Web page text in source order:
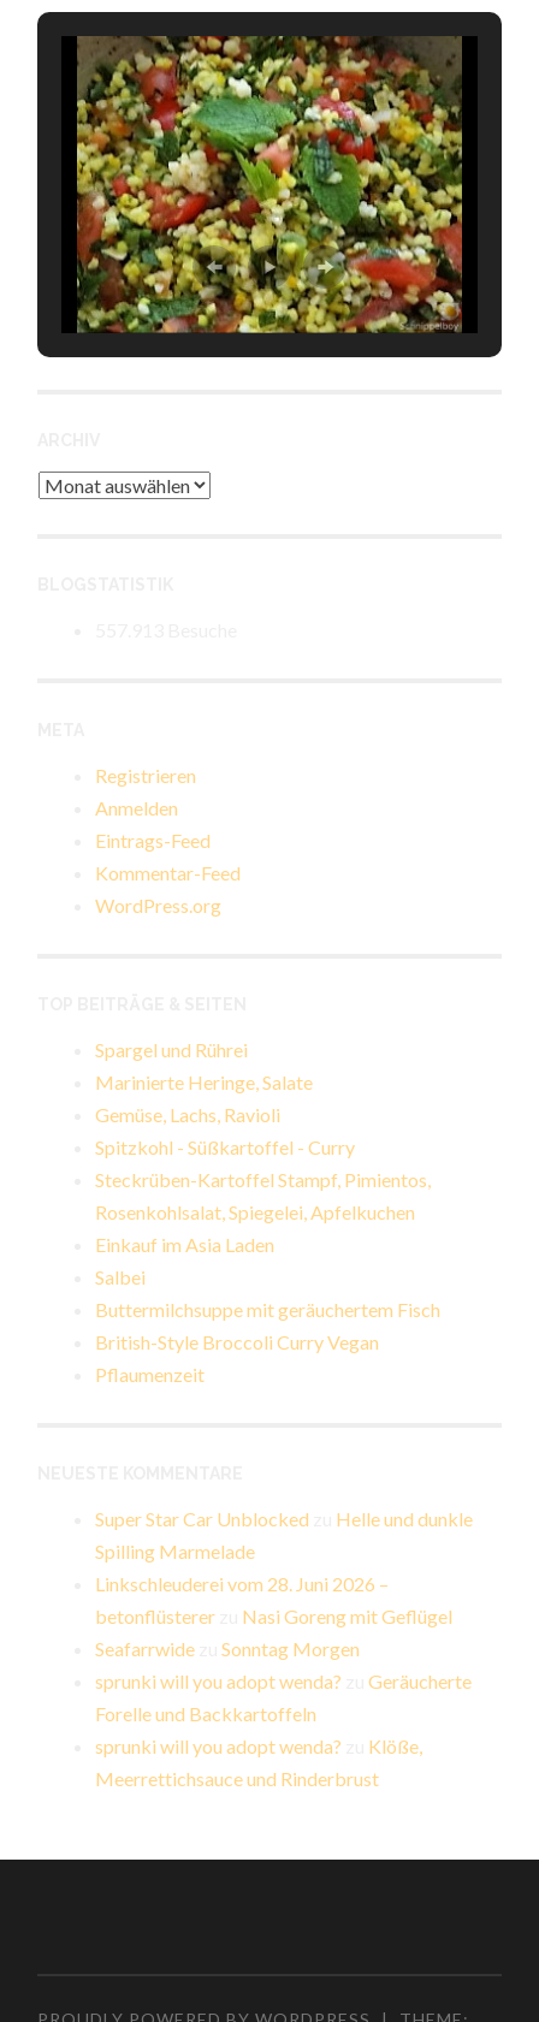
Archiv
Registrieren
Anmelden
Eintrags-Feed
Kommentar-Feed
WordPress.org
Spargel und Rührei
Marinierte Heringe, Salate
Gemüse, Lachs, Ravioli
Spitzkohl - Süßkartoffel - Curry
Steckrüben-Kartoffel Stampf, Pimientos,
Rosenkohlsalat, Spiegelei, Apfelkuchen
Einkauf im Asia Laden
Salbei
Buttermilchsuppe mit geräuchertem Fisch
British-Style Broccoli Curry Vegan
Pflaumenzeit
Super Star Car Unblocked
Helle und dunkle
Spilling Marmelade
Linkschleuderei vom 28. Juni 2026 –
betonflüsterer
Nasi Goreng mit Geflügel
Seafarrwide zuSonntag Morgen
sprunki will you adopt wenda? zuGeräucherte
Forelle und Backkartoffeln
sprunki will you adopt wenda?
Klöße,
Meerrettichsauce und Rinderbrust